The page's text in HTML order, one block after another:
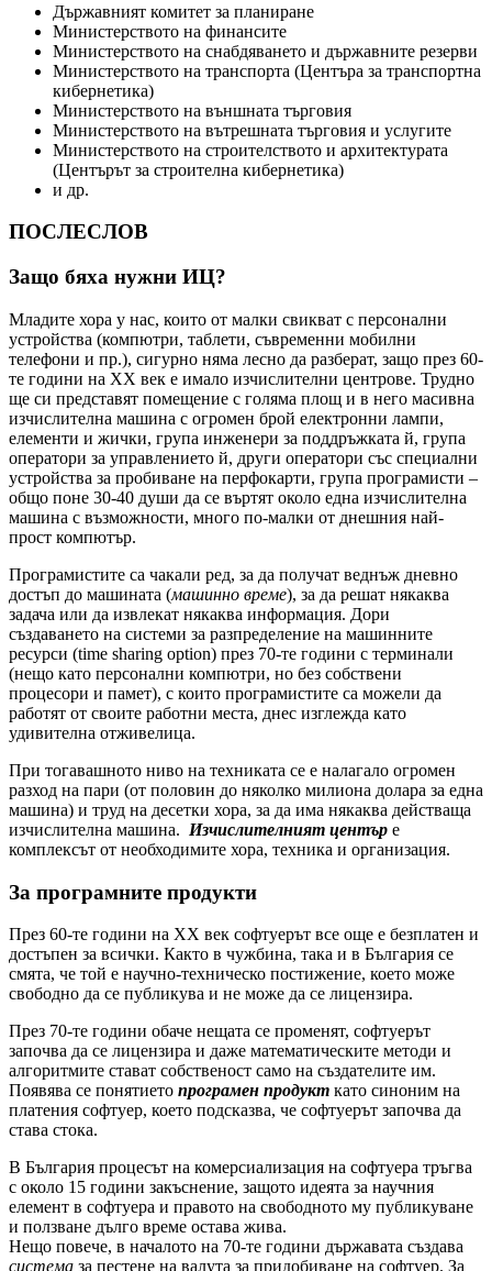
Държавният комитет за планиране
Министерството на финансите
Министерството на снабдяването и държавните резерви
Министерството на транспорта (Центъра за транспортна
кибернетика)
Министерството на външната търговия
Министерството на вътрешната търговия и услугите
Министерството на строителството и архитектурата
(Центърът за строителна кибернетика)
и др.
ПОСЛЕСЛОВ
Защо бяха нужни ИЦ?
Младите хора у нас, които от малки свикват с персонални
устройства (компютри, таблети, съвременни мобилни
телефони и пр.), сигурно няма лесно да разберат, защо през 60-
те години на ХХ век е имало изчислителни центрове. Трудно
ще си представят помещение с голяма площ и в него масивна
изчислителна машина с огромен брой електронни лампи,
елементи и жички, група инженери за поддръжката й, група
оператори за управлението й, други оператори със специални
устройства за пробиване на перфокарти, група програмисти –
общо поне 30-40 души да се въртят около една изчислителна
машина с възможности, много по-малки от днешния най-
прост компютър.
Програмистите са чакали ред, за да получат веднъж дневно
достъп до машината (машинно време), за да решат някаква
задача или да извлекат някаква информация. Дори
създаването на системи за разпределение на машинните
ресурси (time sharing option) през 70-те години с терминали
(нещо като персонални компютри, но без собствени
процесори и памет), с които програмистите са можели да
работят от своите работни места, днес изглежда като
удивителна отживелица.
При тогавашното ниво на техниката се е налагало огромен
разход на пари (от половин до няколко милиона долара за една
машина) и труд на десетки хора, за да има някаква действаща
изчислителна машина. Изчислителният център е
комплексът от необходимите хора, техника и организация.
За програмните продукти
През 60-те години на ХХ век софтуерът все още е безплатен и
достъпен за всички. Както в чужбина, така и в България се
смята, че той е научно-техническо постижение, което може
свободно да се публикува и не може да се лицензира.
През 70-те години обаче нещата се променят, софтуерът
започва да се лицензира и даже математическите методи и
алгоритмите стават собственост само на създателите им.
Появява се понятието програмен продукт като синоним на
платения софтуер, което подсказва, че софтуерът започва да
става стока.
В България процесът на комерсиализация на софтуера тръгва
с около 15 години закъснение, защото идеята за научния
елемент в софтуера и правото на свободното му публикуване
и ползване дълго време остава жива.
Нещо повече, в началото на 70-те години държавата създава
система за пестене на валута за придобиване на софтуер. За